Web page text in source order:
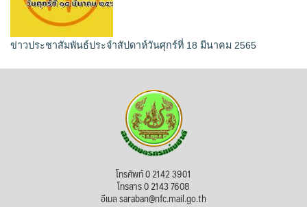
ข่าวประชาสัมพันธ์ประจำสัปดาห์วันศุกร์ที่ 18 มีนาคม 2565
โทรศัพท์ 0 2142 3901
โทรสาร 0 2143 7608
อีเมล saraban@nfc.mail.go.th